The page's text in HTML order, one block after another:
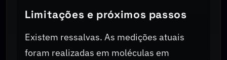
Limitações e próximos passos
Existem ressalvas. As medições atuais
foram realizadas em moléculas em